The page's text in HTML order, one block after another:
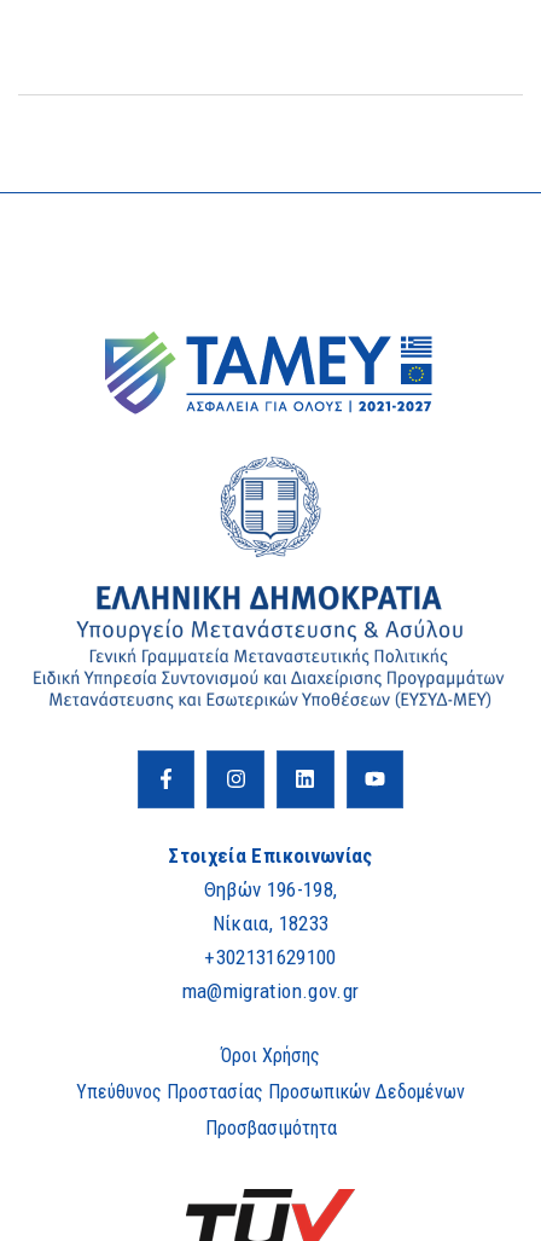
Στοιχεία Επικοινωνίας
Θηβών 196-198,
Νίκαια, 18233
+302131629100
ma@migration.gov.gr
Όροι Χρήσης
Υπεύθυνος Προστασίας Προσωπικών Δεδομένων
Προσβασιμότητα